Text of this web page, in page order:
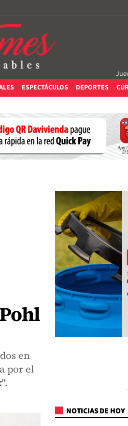
ESPECTÁCULOS DEPORTES
en
por el
NOTICIAS DE HOY